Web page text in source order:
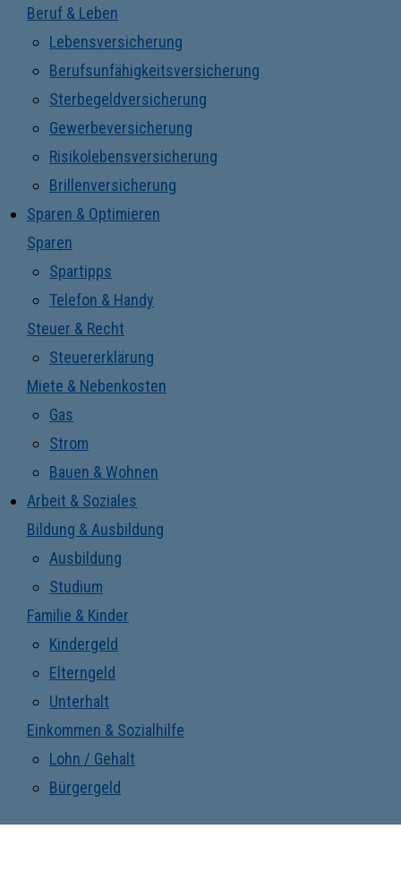
Beruf & Leben
Lebensversicherung
Berufsunfähigkeitsversicherung
Sterbegeldversicherung
Gewerbeversicherung
Risikolebensversicherung
Brillenversicherung
Sparen & Optimieren
Sparen
Spartipps
Telefon & Handy
Steuer & Recht
Steuererklärung
Miete & Nebenkosten
Gas
Strom
Bauen & Wohnen
Arbeit & Soziales
Bildung & Ausbildung
Ausbildung
Studium
Familie & Kinder
Kindergeld
Elterngeld
Unterhalt
Einkommen & Sozialhilfe
Lohn / Gehalt
Bürgergeld